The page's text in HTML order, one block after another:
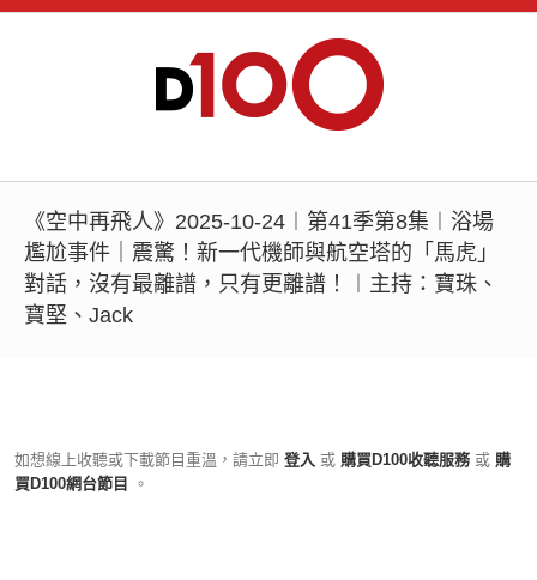
《空中再飛人》2025-10-24︱第41季第8集︱浴場
尷尬事件｜震驚！新一代機師與航空塔的「馬虎」
對話，沒有最離譜，只有更離譜！︱主持：寶珠、
寶堅、Jack
如想線上收聽或下載節目重溫，請立即 登入 或 購買D100收聽服務 或 購
買D100網台節目
。